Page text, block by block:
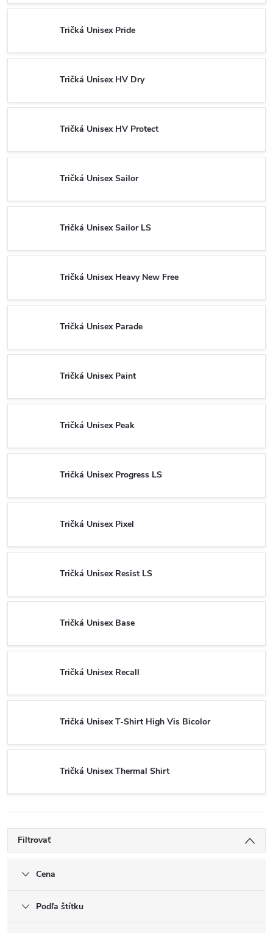
Tričká Unisex Pride
Tričká Unisex HV Dry
Tričká Unisex HV Protect
Tričká Unisex Sailor
Tričká Unisex Sailor LS
Tričká Unisex Heavy New Free
Tričká Unisex Parade
Tričká Unisex Paint
Tričká Unisex Peak
Tričká Unisex Progress LS
Tričká Unisex Pixel
Tričká Unisex Resist LS
Tričká Unisex Base
Tričká Unisex Recall
Tričká Unisex T-Shirt High Vis Bicolor
Tričká Unisex Thermal Shirt
Filtrovať
Cena
Podľa štítku